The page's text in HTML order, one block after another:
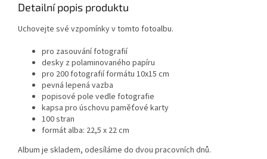
Detailní popis produktu
Uchovejte své vzpomínky v tomto fotoalbu.
pro zasouvání fotografií
desky z polaminovaného papíru
pro 200 fotografií formátu 10x15 cm
pevná lepená vazba
popisové pole vedle fotografie
kapsa pro úschovu paměťové karty
100 stran
formát alba: 22,5 x 22 cm
Album je skladem, odesíláme do dvou pracovních dnů.